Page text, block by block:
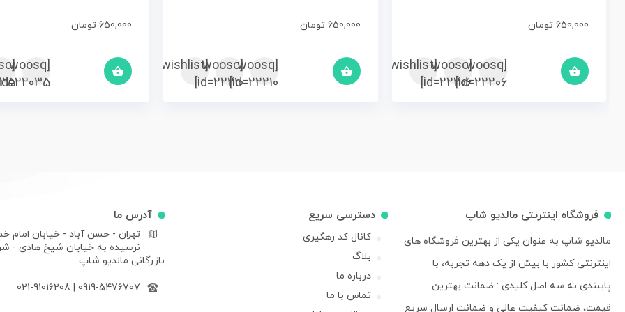
650,000 تومان
[yith_wcwl_add_to_wishlist]
[woosc
id=22206]
[woosq
id=22206]
650,000 تومان
[yith_wcwl_add_to_wishlist]
[woosc
id=22210]
[woosq
id=22210]
650,000 تومان
[woosq
فروشگاه اینترنتی مالدیو شاپ
مالدیو شاپ به عنوان یکی از بهترین فروشگاه های
اینترنتی کشور با بیش از یک دهه تجربه، با
پایبندی به سه اصل کلیدی : ضمانت بهترین
قیمت، ضمانت کیفیت عالی و ضمانت ارسال سریع
دسترسی سریع
کانال کد رهگیری
بلاگ
درباره ما
تماس با ما
آدرس ما
تهران - حسن آباد - خیابان امام
نرسیده به خیابان شیخ هادی -
بازرگانی مالدیو شاپ
0919-5476707
|
021-91016208